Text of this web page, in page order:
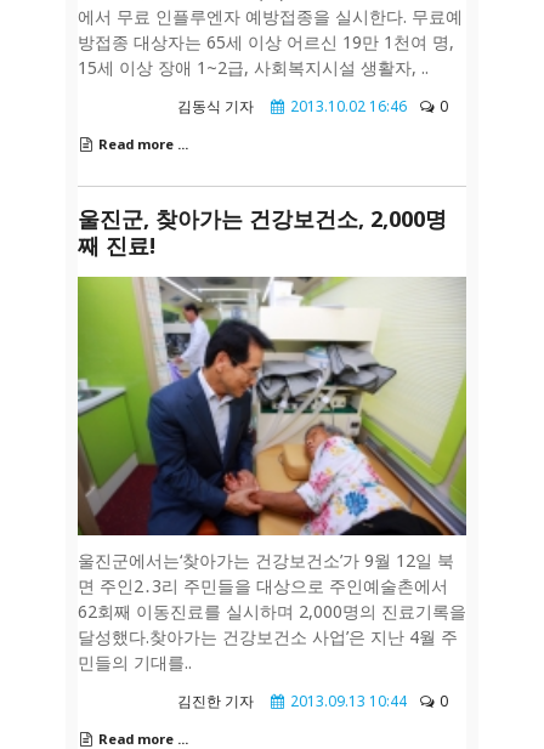
에서 무료 인플루엔자 예방접종을 실시한다. 무료예
방접종 대상자는 65세 이상 어르신 19만 1천여 명,
15세 이상 장애 1~2급, 사회복지시설 생활자, ..
김동식 기자 2013.10.02 16:46 0
Read more ...
울진군, 찾아가는 건강보건소, 2,000명
째 진료!
울진군에서는‘찾아가는 건강보건소’가 9월 12일 북
면 주인2․3리 주민들을 대상으로 주인예술촌에서
62회째 이동진료를 실시하며 2,000명의 진료기록을
달성했다.찾아가는 건강보건소 사업’은 지난 4월 주
민들의 기대를..
김진한 기자 2013.09.13 10:44 0
Read more ...